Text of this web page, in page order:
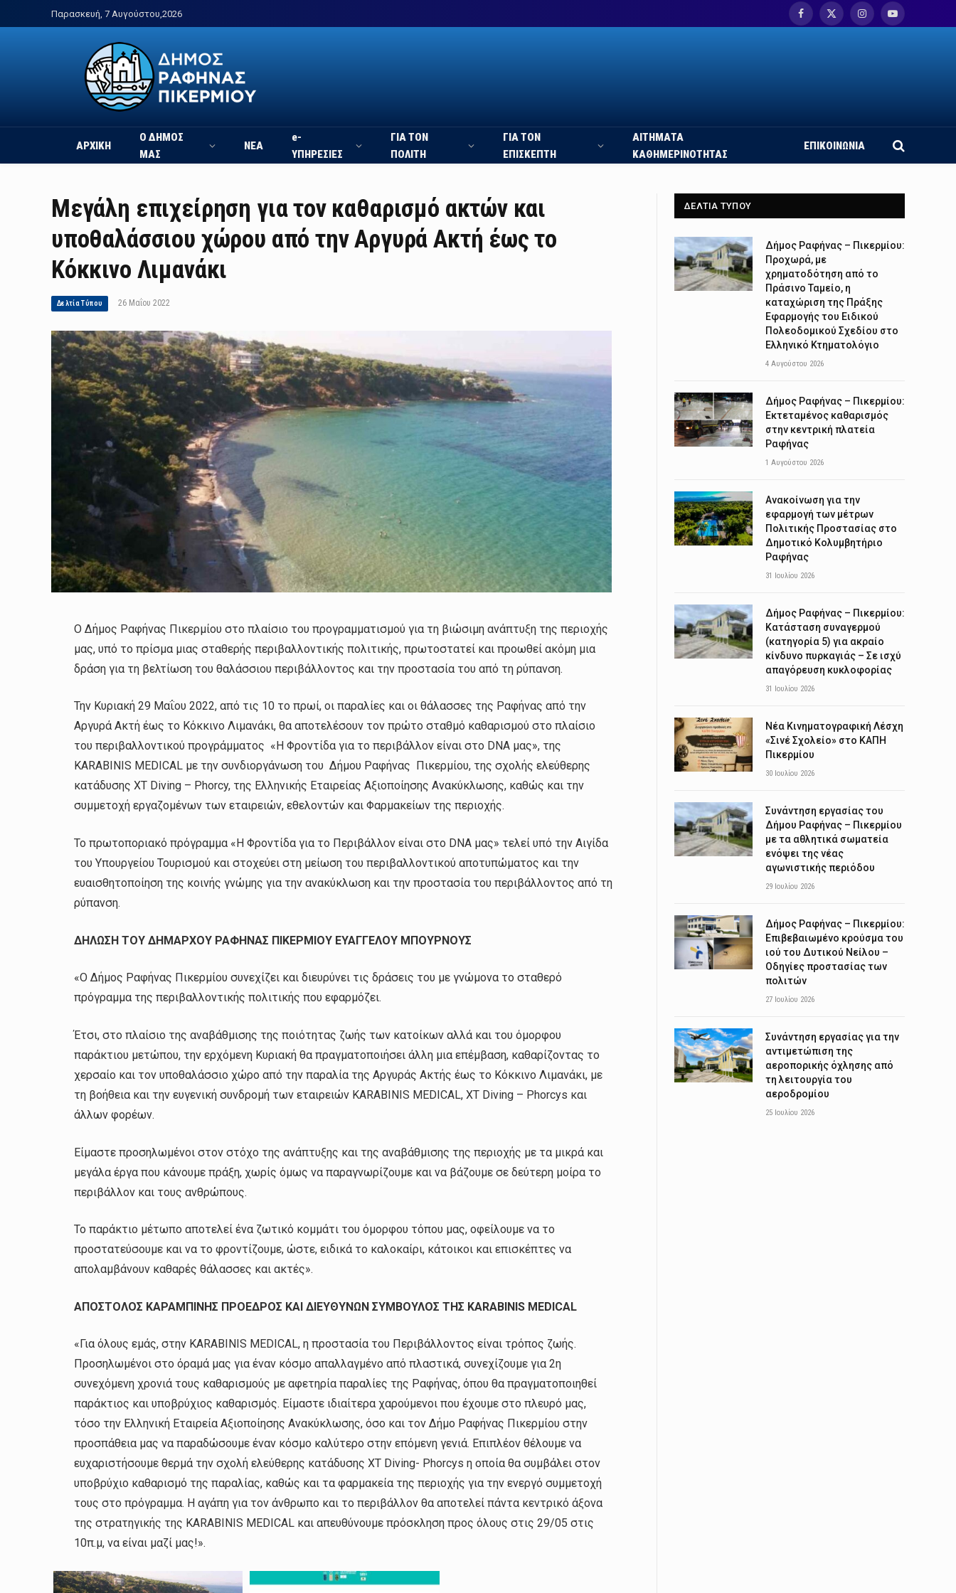
Παρασκευή, 7 Αυγούστου,2026
Facebook
X
InstagramYouTube
ΑΡΧΙΚΗ
Ο ΔΗΜΟΣ
ΜΑΣ
ΝΕΑ
e-
ΥΠΗΡΕΣΙΕΣ
ΓΙΑ ΤΟΝ
ΠΟΛΙΤΗ
ΓΙΑ ΤΟΝ
ΕΠΙΣΚΕΠΤΗ
ΑΙΤΗΜΑΤΑ
ΚΑΘΗΜΕΡΙΝΟΤΗΤΑΣ
ΕΠΙΚΟΙΝΩΝΙΑ
Μεγάλη επιχείρηση για τον καθαρισμό ακτών και
υποθαλάσσιου χώρου από την Αργυρά Ακτή έως το
Κόκκινο Λιμανάκι
Δελτία Τύπου 26 Μαΐου 2022
Ο Δήμος Ραφήνας Πικερμίου στο πλαίσιο του προγραμματισμού για τη βιώσιμη ανάπτυξη της περιοχής
μας, υπό το πρίσμα μιας σταθερής περιβαλλοντικής πολιτικής, πρωτοστατεί και προωθεί ακόμη μια
δράση για τη βελτίωση του θαλάσσιου περιβάλλοντος και την προστασία του από τη ρύπανση.
Την Κυριακή 29 Μαΐου 2022, από τις 10 το πρωί, οι παραλίες και οι θάλασσες της Ραφήνας από την
Αργυρά Ακτή έως το Κόκκινο Λιμανάκι, θα αποτελέσουν τον πρώτο σταθμό καθαρισμού στο πλαίσιο
του περιβαλλοντικού προγράμματος «Η Φροντίδα για το περιβάλλον είναι στο DNA μας», της
KARABINIS MEDICAL με την συνδιοργάνωση του Δήμου Ραφήνας Πικερμίου, της σχολής ελεύθερης
κατάδυσης XT Diving – Phorcy, της Ελληνικής Εταιρείας Αξιοποίησης Ανακύκλωσης, καθώς και την
συμμετοχή εργαζομένων των εταιρειών, εθελοντών και Φαρμακείων της περιοχής.
Το πρωτοποριακό πρόγραμμα «Η Φροντίδα για το Περιβάλλον είναι στο DNA μας» τελεί υπό την Αιγίδα
του Υπουργείου Τουρισμού και στοχεύει στη μείωση του περιβαλλοντικού αποτυπώματος και την
ευαισθητοποίηση της κοινής γνώμης για την ανακύκλωση και την προστασία του περιβάλλοντος από τη
ρύπανση.
ΔΗΛΩΣΗ ΤΟΥ ΔΗΜΑΡΧΟΥ ΡΑΦΗΝΑΣ ΠΙΚΕΡΜΙΟΥ ΕΥΑΓΓΕΛΟΥ ΜΠΟΥΡΝΟΥΣ
«Ο Δήμος Ραφήνας Πικερμίου συνεχίζει και διευρύνει τις δράσεις του με γνώμονα το σταθερό
πρόγραμμα της περιβαλλοντικής πολιτικής που εφαρμόζει.
Έτσι, στο πλαίσιο της αναβάθμισης της ποιότητας ζωής των κατοίκων αλλά και του όμορφου
παράκτιου μετώπου, την ερχόμενη Κυριακή θα πραγματοποιήσει άλλη μια επέμβαση, καθαρίζοντας το
χερσαίο και τον υποθαλάσσιο χώρο από την παραλία της Αργυράς Ακτής έως το Κόκκινο Λιμανάκι, με
τη βοήθεια και την ευγενική συνδρομή των εταιρειών KARABINIS MEDICAL, XT Diving – Phorcys και
άλλων φορέων.
Είμαστε προσηλωμένοι στον στόχο της ανάπτυξης και της αναβάθμισης της περιοχής με τα μικρά και
μεγάλα έργα που κάνουμε πράξη, χωρίς όμως να παραγνωρίζουμε και να βάζουμε σε δεύτερη μοίρα το
περιβάλλον και τους ανθρώπους.
Το παράκτιο μέτωπο αποτελεί ένα ζωτικό κομμάτι του όμορφου τόπου μας, οφείλουμε να το
προστατεύσουμε και να το φροντίζουμε, ώστε, ειδικά το καλοκαίρι, κάτοικοι και επισκέπτες να
απολαμβάνουν καθαρές θάλασσες και ακτές».
ΑΠΟΣΤΟΛΟΣ ΚΑΡΑΜΠΙΝΗΣ ΠΡΟΕΔΡΟΣ ΚΑΙ ΔΙΕΥΘΥΝΩΝ ΣΥΜΒΟΥΛΟΣ ΤΗΣ KARABINIS MEDICAL
«Για όλους εμάς, στην KARABINIS MEDICAL, η προστασία του Περιβάλλοντος είναι τρόπος ζωής.
Προσηλωμένοι στο όραμά μας για έναν κόσμο απαλλαγμένο από πλαστικά, συνεχίζουμε για 2η
συνεχόμενη χρονιά τους καθαρισμούς με αφετηρία παραλίες της Ραφήνας, όπου θα πραγματοποιηθεί
παράκτιος και υποβρύχιος καθαρισμός. Είμαστε ιδιαίτερα χαρούμενοι που έχουμε στο πλευρό μας,
τόσο την Ελληνική Εταιρεία Αξιοποίησης Ανακύκλωσης, όσο και τον Δήμο Ραφήνας Πικερμίου στην
προσπάθεια μας να παραδώσουμε έναν κόσμο καλύτερο στην επόμενη γενιά. Επιπλέον θέλουμε να
ευχαριστήσουμε θερμά την σχολή ελεύθερης κατάδυσης XT Diving- Phorcys η οποία θα συμβάλει στον
υποβρύχιο καθαρισμό της παραλίας, καθώς και τα φαρμακεία της περιοχής για την ενεργό συμμετοχή
τους στο πρόγραμμα. Η αγάπη για τον άνθρωπο και το περιβάλλον θα αποτελεί πάντα κεντρικό άξονα
της στρατηγικής της KARABINIS MEDICAL και απευθύνουμε πρόσκληση προς όλους στις 29/05 στις
10π.μ, να είναι μαζί μας!».
ΔΕΛΤΙΑ ΤΥΠΟΥ
Δήμος Ραφήνας – Πικερμίου:
Προχωρά, με
χρηματοδότηση από το
Πράσινο Ταμείο, η
καταχώριση της Πράξης
Εφαρμογής του Ειδικού
Πολεοδομικού Σχεδίου στο
Ελληνικό Κτηματολόγιο
4 Αυγούστου 2026
Δήμος Ραφήνας – Πικερμίου:
Εκτεταμένος καθαρισμός
στην κεντρική πλατεία
Ραφήνας
1 Αυγούστου 2026
Ανακοίνωση για την
εφαρμογή των μέτρων
Πολιτικής Προστασίας στο
Δημοτικό Κολυμβητήριο
Ραφήνας
31 Ιουλίου 2026
Δήμος Ραφήνας – Πικερμίου:
Κατάσταση συναγερμού
(κατηγορία 5) για ακραίο
κίνδυνο πυρκαγιάς – Σε ισχύ
απαγόρευση κυκλοφορίας
31 Ιουλίου 2026
Νέα Κινηματογραφική Λέσχη
«Σινέ Σχολείο» στο ΚΑΠΗ
Πικερμίου
30 Ιουλίου 2026
Συνάντηση εργασίας του
Δήμου Ραφήνας – Πικερμίου
με τα αθλητικά σωματεία
ενόψει της νέας
αγωνιστικής περιόδου
29 Ιουλίου 2026
Δήμος Ραφήνας – Πικερμίου:
Επιβεβαιωμένο κρούσμα του
ιού του Δυτικού Νείλου –
Οδηγίες προστασίας των
πολιτών
27 Ιουλίου 2026
Συνάντηση εργασίας για την
αντιμετώπιση της
αεροπορικής όχλησης από
τη λειτουργία του
αεροδρομίου
25 Ιουλίου 2026